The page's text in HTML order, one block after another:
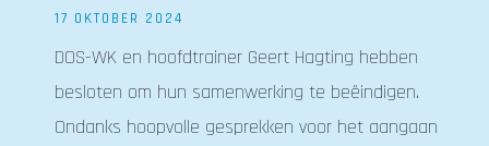
17 OKTOBER 2024
DOS-WK en hoofdtrainer Geert Hagting hebben
besloten om hun samenwerking te beëindigen.
Ondanks hoopvolle gesprekken voor het aangaan